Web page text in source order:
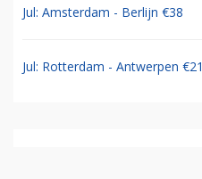
Jul: Amsterdam - Berlijn €38
Jul: Rotterdam - Antwerpen €21